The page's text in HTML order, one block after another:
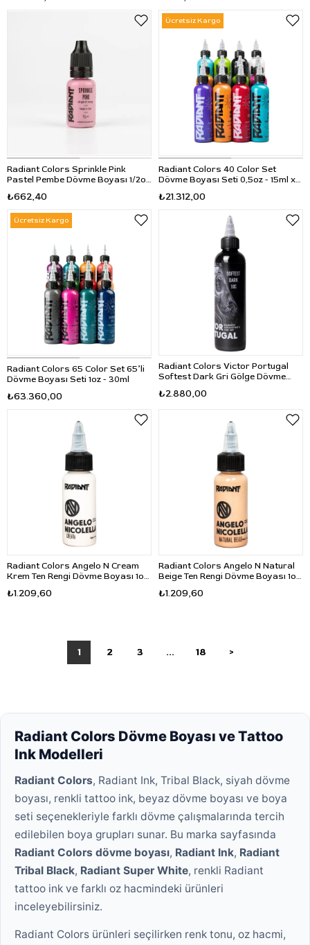
Radiant Colors Sprinkle Pink
Pastel Pembe Dövme Boyası 1/2oz
₺662,40
Radiant Colors 40 Color Set
Dövme Boyası Seti 0,5oz - 15ml x
₺21.312,00
Ücretsiz Kargo
Radiant Colors 65 Color Set 65’li
Dövme Boyası Seti 1oz - 30ml
₺63.360,00
Ücretsiz Kargo
Radiant Colors Victor Portugal
Softest Dark Gri Gölge Dövme
₺2.880,00
Radiant Colors Angelo N Cream
Krem Ten Rengi Dövme Boyası 1oz
₺1.209,60
Radiant Colors Angelo N Natural
Beige Ten Rengi Dövme Boyası 1oz
₺1.209,60
1 2 3 ... 18 >
Radiant Colors Dövme Boyası ve Tattoo
Ink Modelleri
Radiant Colors, Radiant Ink, Tribal Black, siyah dövme
boyası, renkli tattoo ink, beyaz dövme boyası ve boya
seti seçenekleriyle farklı dövme çalışmalarında tercih
edilebilen boya grupları sunar. Bu marka sayfasında
Radiant Colors dövme boyası, Radiant Ink, Radiant
Tribal Black, Radiant Super White, renkli Radiant
tattoo ink ve farklı oz hacmindeki ürünleri
inceleyebilirsiniz.
Radiant Colors ürünleri seçilirken renk tonu, oz hacmi,